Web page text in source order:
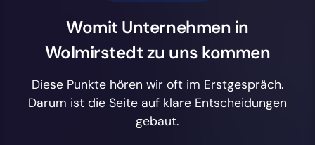
Womit Unternehmen in
Wolmirstedt zu uns kommen
Diese Punkte hören wir oft im Erstgespräch.
Darum ist die Seite auf klare Entscheidungen
gebaut.